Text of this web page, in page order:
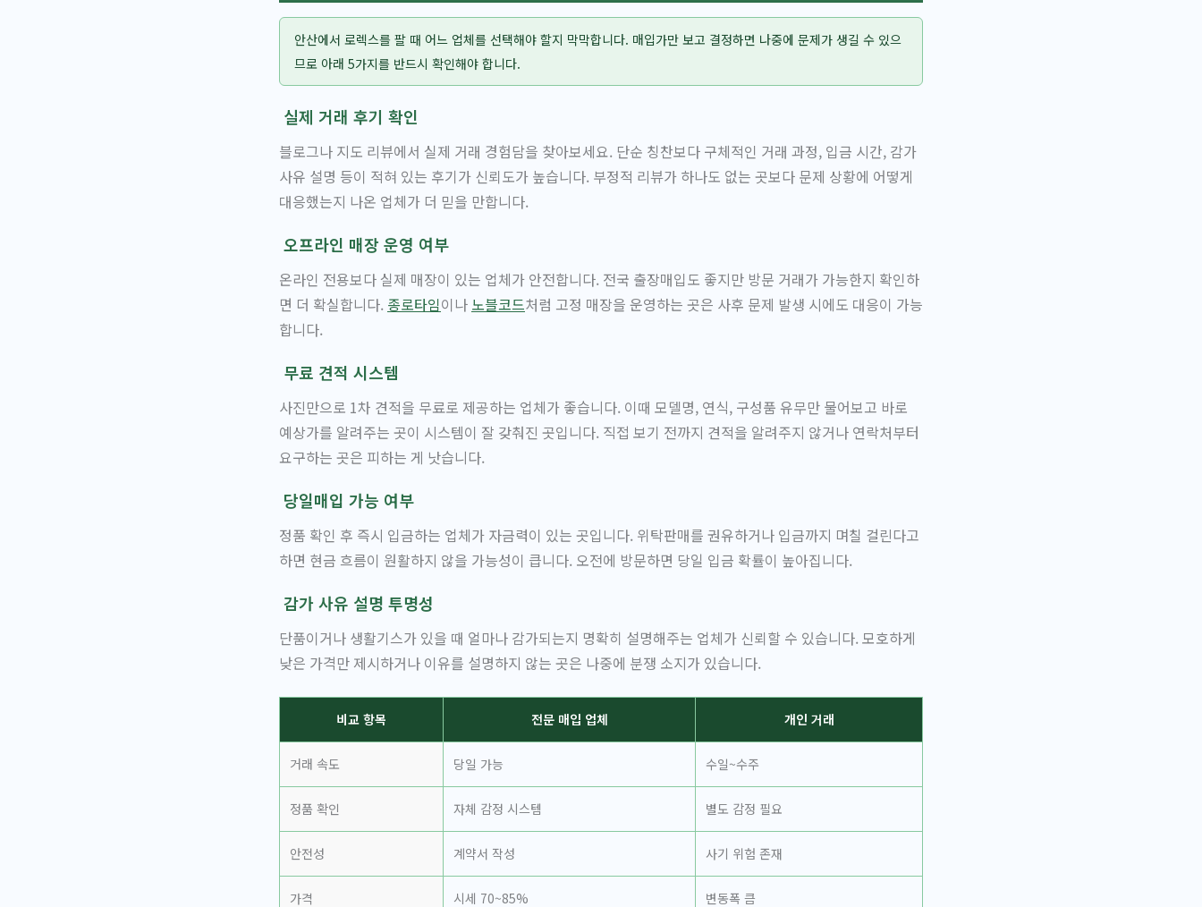
안산에서 로렉스를 팔 때 어느 업체를 선택해야 할지 막막합니다. 매입가만 보고 결정하면 나중에 문제가 생길 수 있으
므로 아래 5가지를 반드시 확인해야 합니다.
실제 거래 후기 확인
블로그나 지도 리뷰에서 실제 거래 경험담을 찾아보세요. 단순 칭찬보다 구체적인 거래 과정, 입금 시간, 감가
사유 설명 등이 적혀 있는 후기가 신뢰도가 높습니다. 부정적 리뷰가 하나도 없는 곳보다 문제 상황에 어떻게
대응했는지 나온 업체가 더 믿을 만합니다.
오프라인 매장 운영 여부
온라인 전용보다 실제 매장이 있는 업체가 안전합니다. 전국 출장매입도 좋지만 방문 거래가 가능한지 확인하
면 더 확실합니다. 종로타임이나 노블코드처럼 고정 매장을 운영하는 곳은 사후 문제 발생 시에도 대응이 가능
합니다.
무료 견적 시스템
사진만으로 1차 견적을 무료로 제공하는 업체가 좋습니다. 이때 모델명, 연식, 구성품 유무만 물어보고 바로
예상가를 알려주는 곳이 시스템이 잘 갖춰진 곳입니다. 직접 보기 전까지 견적을 알려주지 않거나 연락처부터
요구하는 곳은 피하는 게 낫습니다.
당일매입 가능 여부
정품 확인 후 즉시 입금하는 업체가 자금력이 있는 곳입니다. 위탁판매를 권유하거나 입금까지 며칠 걸린다고
하면 현금 흐름이 원활하지 않을 가능성이 큽니다. 오전에 방문하면 당일 입금 확률이 높아집니다.
감가 사유 설명 투명성
단품이거나 생활기스가 있을 때 얼마나 감가되는지 명확히 설명해주는 업체가 신뢰할 수 있습니다. 모호하게
낮은 가격만 제시하거나 이유를 설명하지 않는 곳은 나중에 분쟁 소지가 있습니다.
비교 항목 전문 매입 업체 개인 거래
거래 속도 당일 가능 수일~수주
정품 확인 자체 감정 시스템 별도 감정 필요
안전성 계약서 작성 사기 위험 존재
가격 시세 70~85% 변동폭 큼